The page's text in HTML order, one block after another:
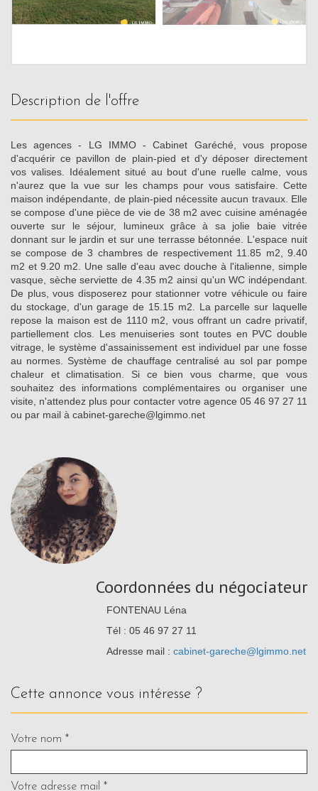
description de l'offre
Les agences - LG IMMO - Cabinet Garéché, vous propose
d'acquérir ce pavillon de plain-pied et d'y déposer directement
vos valises. Idéalement situé au bout d'une ruelle calme, vous
n'aurez que la vue sur les champs pour vous satisfaire. Cette
maison indépendante, de plain-pied nécessite aucun travaux. Elle
se compose d'une pièce de vie de 38 m2 avec cuisine aménagée
ouverte sur le séjour, lumineux grâce à sa jolie baie vitrée
donnant sur le jardin et sur une terrasse bétonnée. L'espace nuit
se compose de 3 chambres de respectivement 11.85 m2, 9.40
m2 et 9.20 m2. Une salle d'eau avec douche à l'italienne, simple
vasque, sèche serviette de 4.35 m2 ainsi qu'un WC indépendant.
De plus, vous disposerez pour stationner votre véhicule ou faire
du stockage, d'un garage de 15.15 m2. La parcelle sur laquelle
repose la maison est de 1110 m2, vous offrant un cadre privatif,
partiellement clos. Les menuiseries sont toutes en PVC double
vitrage, le système d'assainissement est individuel par une fosse
au normes. Système de chauffage centralisé au sol par pompe
chaleur et climatisation. Si ce bien vous charme, que vous
souhaitez des informations complémentaires ou organiser une
visite, n'attendez plus pour contacter votre agence 05 46 97 27 11
ou par mail à cabinet-gareche@lgimmo.net
Coordonnées du négociateur
FONTENAU Léna
Tél : 05 46 97 27 11
Adresse mail : cabinet-gareche@lgimmo.net
cette annonce vous intéresse ?
Votre nom *
Votre adresse mail *